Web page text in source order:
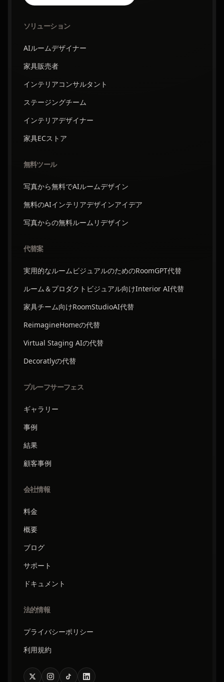
ソリューション
AIルームデザイナー
家具販売者
インテリアコンサルタント
ステージングチーム
インテリアデザイナー
家具ECストア
無料ツール
写真から無料でAIルームデザイン
無料のAIインテリアデザインアイデア
写真からの無料ルームリデザイン
代替案
実用的なルームビジュアルのためのRoomGPT代替
ルーム＆プロダクトビジュアル向けInterior AI代替
家具チーム向けRoomStudioAI代替
ReimagineHomeの代替
Virtual Staging AIの代替
Decoratlyの代替
プルーフサーフェス
ギャラリー
事例
結果
顧客事例
会社情報
料金
概要
ブログ
サポート
ドキュメント
法的情報
プライバシーポリシー
利用規約